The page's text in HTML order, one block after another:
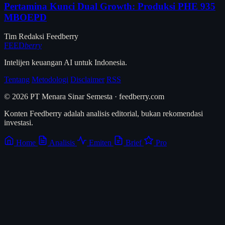
Pertamina Kunci Dual Growth: Produksi PHE 935
MBOEPD
Tim Redaksi Feedberry
FEEDberry
Intelijen keuangan AI untuk Indonesia.
Tentang Metodologi Disclaimer RSS
© 2026 PT Menara Sinar Semesta · feedberry.com
Konten Feedberry adalah analisis editorial, bukan rekomendasi
investasi.
Home Analisis Emiten Brief Pro